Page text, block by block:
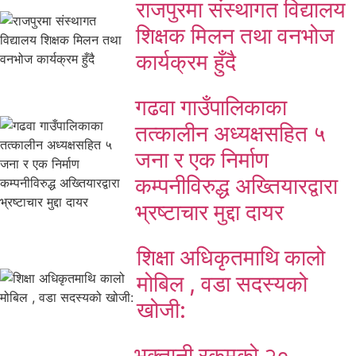
राजपुरमा संस्थागत विद्यालय
शिक्षक मिलन तथा वनभोज
कार्यक्रम हुँदै
गढवा गाउँपालिकाका
तत्कालीन अध्यक्षसहित ५
जना र एक निर्माण
कम्पनीविरुद्ध अख्तियारद्वारा
भ्रष्टाचार मुद्दा दायर
शिक्षा अधिकृतमाथि कालो
मोबिल , वडा सदस्यको
खोजी: